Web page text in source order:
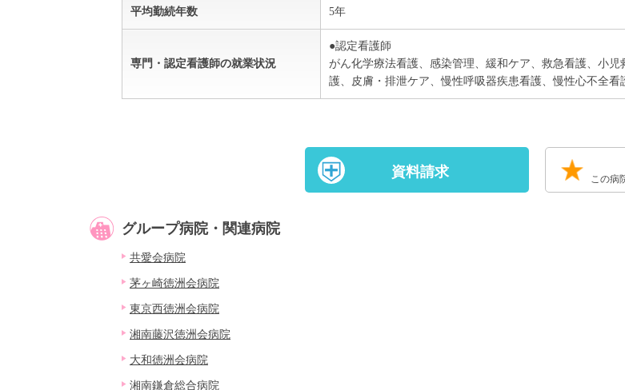
平均勤続年数 5年
専門・認定看護師の就業状況
●認定看護師
がん化学療法看護、感染管理、緩和ケア、救急看護、小
護、皮膚・排泄ケア、慢性呼吸器疾患看護、慢性心不全看
資料請求 この病
グループ病院・関連病院
共愛会病院
茅ヶ崎徳洲会病院
東京西徳洲会病院
湘南藤沢徳洲会病院
大和徳洲会病院
湘南鎌倉総合病院